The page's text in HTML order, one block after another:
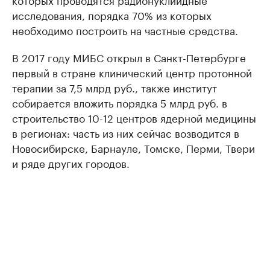
исследования, порядка 70% из которых
необходимо построить на частные средства.
В 2017 году МИБС открыл в Санкт-Петербурге
первый в стране клинический центр протонной
терапии за 7,5 млрд руб., также институт
собирается вложить порядка 5 млрд руб. в
строительство 10-12 центров ядерной медицины
в регионах: часть из них сейчас возводится в
Новосибирске, Барнауле, Томске, Перми, Твери
и ряде других городов.